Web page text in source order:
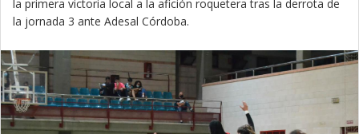
la primera victoria local a la afición roquetera tras la derrota de
la jornada 3 ante Adesal Córdoba.